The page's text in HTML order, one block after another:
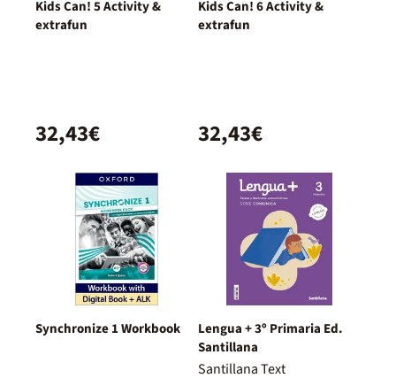
Kids Can! 5 Activity &
extrafun
32,43€
Kids Can! 6 Activity &
extrafun
32,43€
Synchronize 1 Workbook
Lengua + 3º Primaria Ed.
Santillana
Santillana Text